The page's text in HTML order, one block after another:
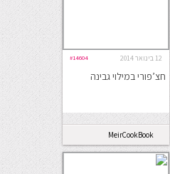
12 בינואר 2014 #14604
חצ’פורי במילוי גבינה
MeirCookBook